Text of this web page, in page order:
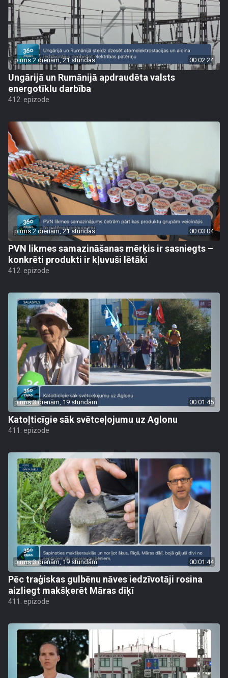
pirms 2 dienām, 21 stundas 00:02:24
Ungārijā un Rumānijā apdraudēta valsts
energotīklu darbība
412. epizode
pirms 2 dienām, 21 stundas 00:03:04
PVN likmes samazināšanas mērķis ir sasniegts –
konkrēti produkti ir kļuvuši lētāki
412. epizode
pirms 3 dienām, 19 stundām 00:01:45
Katoļticīgie sāk svētceļojumu uz Aglonu
411. epizode
pirms 3 dienām, 19 stundām 00:01:44
Pēc traģiskas gulbēnu nāves iedzīvotāji rosina
aizliegt makšķerēt Māras dīķī
411. epizode